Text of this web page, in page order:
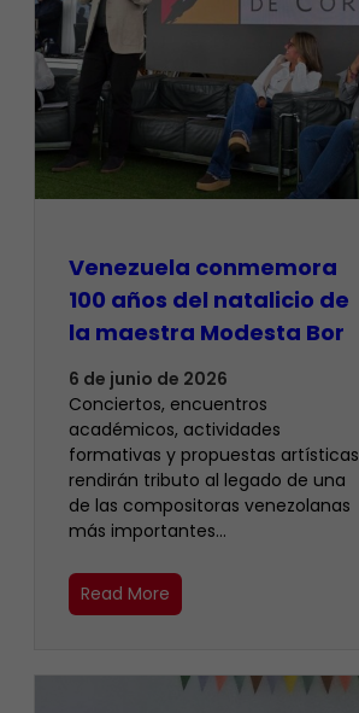
Venezuela conmemora
100 años del natalicio de
la maestra Modesta Bor
6 de junio de 2026
Conciertos, encuentros
académicos, actividades
formativas y propuestas artísticas
rendirán tributo al legado de una
de las compositoras venezolanas
más importantes…
Read More